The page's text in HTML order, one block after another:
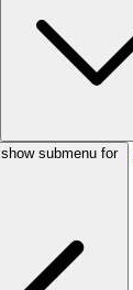
show submenu for السياسة الخارجية